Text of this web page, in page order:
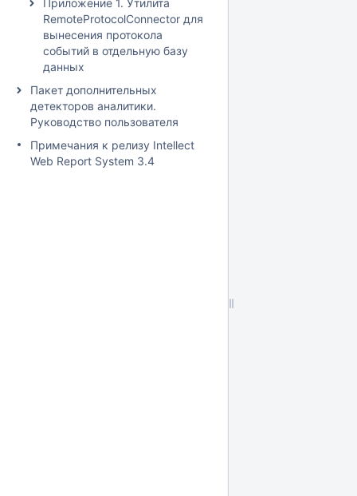
RemoteProtocolConnector для
вынесения протокола
событий в отдельную базу
данных
Пакет дополнительных
детекторов аналитики.
Руководство пользователя
Примечания к релизу Intellect
Web Report System 3.4